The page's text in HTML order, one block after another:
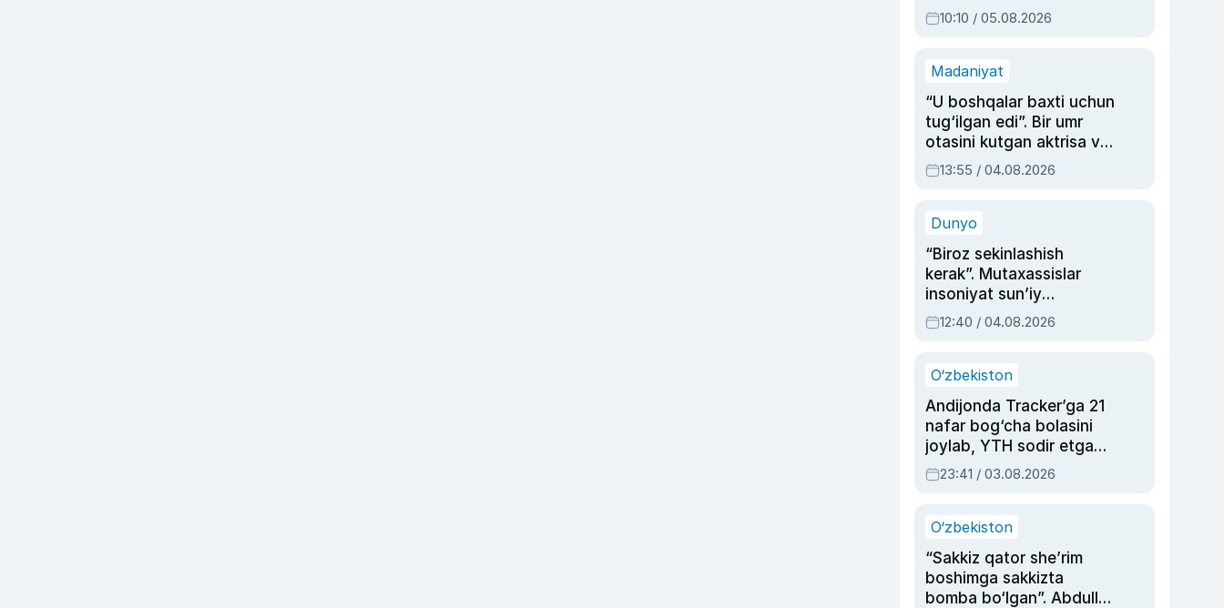
hukmi o‘qildi
10:10 / 05.08.2026
Madaniyat
“U boshqalar baxti uchun
tug‘ilgan edi”. Bir umr
otasini kutgan aktrisa va
dublyaj ustasi Rimma
Ahmedovaning
13:55 / 04.08.2026
Dunyo
“Biroz sekinlashish
kerak”. Mutaxassislar
insoniyat sun’iy
intellektni boshqara
olmay qolishidan xavotir
12:40 / 04.08.2026
O‘zbekiston
Andijonda Tracker’ga 21
nafar bog‘cha bolasini
joylab, YTH sodir etgan
ayolga sud hukmi o‘qildi
23:41 / 03.08.2026
O‘zbekiston
“Sakkiz qator she’rim
boshimga sakkizta
bomba bo‘lgan”. Abdulla